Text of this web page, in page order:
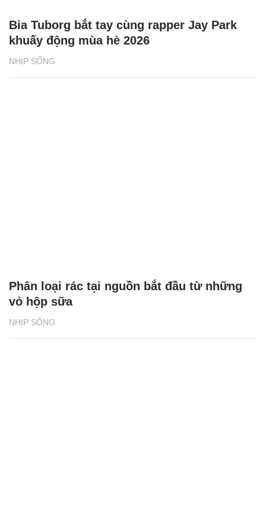
NHỊP SỐNG
Bia Tuborg bắt tay cùng rapper Jay Park
khuấy động mùa hè 2026
NHỊP SỐNG
Phân loại rác tại nguồn bắt đầu từ những
vỏ hộp sữa